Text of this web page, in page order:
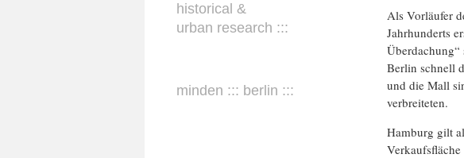
historical &
urban research :::
minden ::: berlin :::
Als Vorläufer
Jahrhunderts
Berlin schnell
und die Mall
verbreiteten.
Hamburg gilt